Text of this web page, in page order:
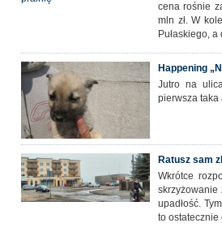
cena rośnie
mln zł. W
Pułaskiego,
Happening
Jutro na
pierwsza taka
Ratusz sam
Wkrótce
skrzyżowanie
upadłość.
to